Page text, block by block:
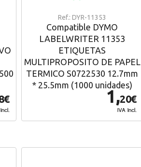
Ref.: DYR-11353
Compatible DYMO
LABELWRITER 11353
ETIQUETAS
MULTIPROPOSITO DE PAPEL
TERMICO S0722530 12.7mm
* 25.5mm (1000 unidades)
1,20€
IVA Incl.